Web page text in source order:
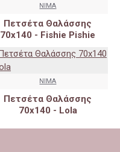
NIMA
Πετσέτα Θαλάσσης
70x140 - Fishie Pishie
NIMA
Πετσέτα Θαλάσσης
70x140 - Lola